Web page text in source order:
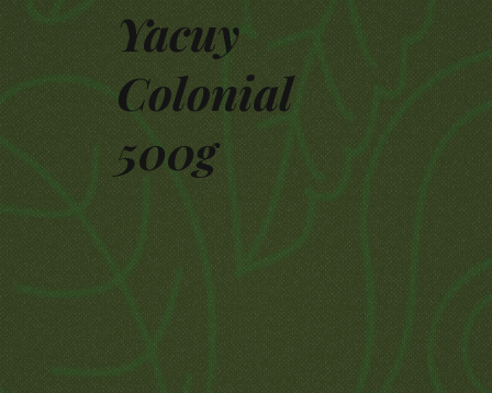
Yacuy
Colonial
500g